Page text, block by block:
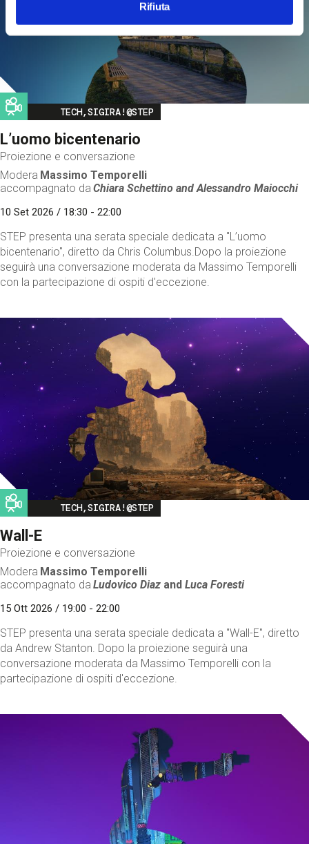
Rifiuta
Image
TECH,SIGIRA!@STEP
L’uomo bicentenario
Proiezione e conversazione
Modera Massimo Temporelli
accompagnato da Chiara Schettino andAlessandro Maiocchi
10 Set 2026 / 18:30 - 22:00
STEP presenta una serata speciale dedicata a "L’uomo
bicentenario", diretto da Chris Columbus.Dopo la proiezione
seguirà una conversazione moderata da Massimo Temporelli
con la partecipazione di ospiti d'eccezione.
Image
TECH,SIGIRA!@STEP
Wall-E
Proiezione e conversazione
Modera Massimo Temporelli
accompagnato da Ludovico Diaz andLuca Foresti
15 Ott 2026 / 19:00 - 22:00
STEP presenta una serata speciale dedicata a "Wall-E", diretto
da Andrew Stanton. Dopo la proiezione seguirà una
conversazione moderata da Massimo Temporelli con la
partecipazione di ospiti d'eccezione.